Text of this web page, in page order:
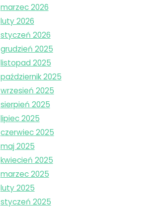
marzec 2026
luty 2026
styczeń 2026
grudzień 2025
listopad 2025
październik 2025
wrzesień 2025
sierpień 2025
lipiec 2025
czerwiec 2025
maj 2025
kwiecień 2025
marzec 2025
luty 2025
styczeń 2025